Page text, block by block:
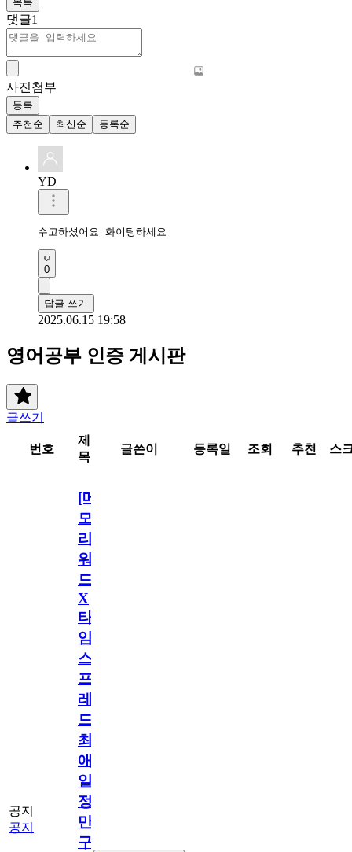
댓글1
사진첨부
등록
추천순
최신순 등록순
YD
수고하셨어요 화이팅하세요
0
답글 쓰기
2025.06.15 19:58
영어공부 인증 게시판
글쓰기
번호
제
목
글쓴이 등록일 조회 추천 스
공지
공지
[메
모
리
워
드
X
타
임
스
프
레
드]
최
애
일
정
만
구